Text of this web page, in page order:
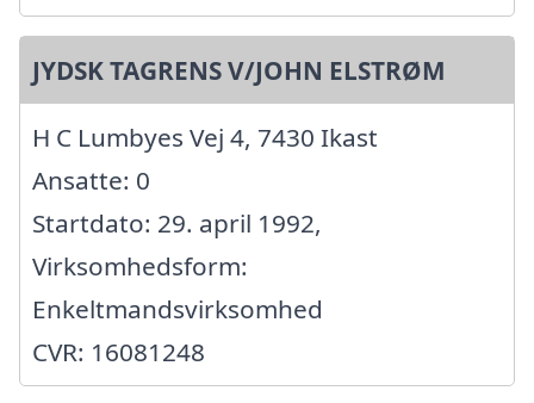
JYDSK TAGRENS V/JOHN ELSTRØM
H C Lumbyes Vej 4, 7430 Ikast
Ansatte: 0
Startdato: 29. april 1992,
Virksomhedsform:
Enkeltmandsvirksomhed
CVR: 16081248